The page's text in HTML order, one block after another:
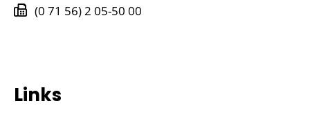
(0 71 56) 2 05-50 00
Links